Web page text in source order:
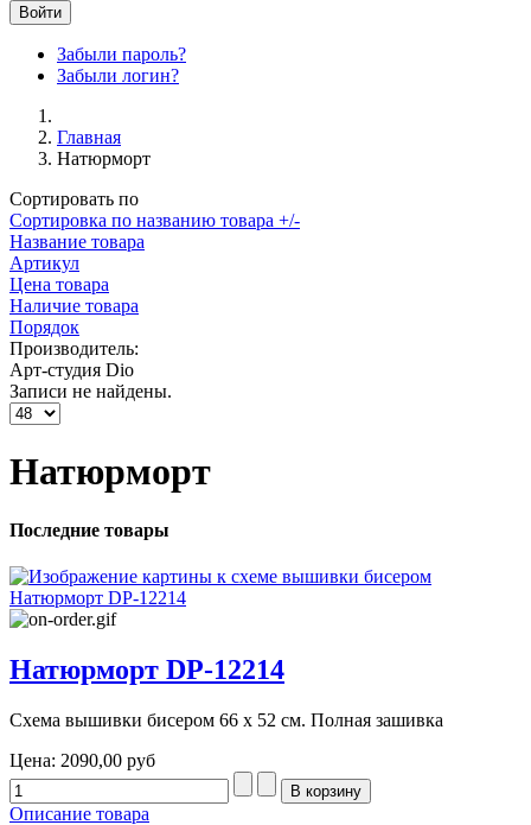
Войти
Забыли пароль?
Забыли логин?
Главная
Натюрморт
Сортировать по
Сортировка по названию товара +/-
Название товара
Артикул
Цена товара
Наличие товара
Порядок
Производитель:
Арт-студия Dio
Записи не найдены.
Натюрморт
Последние товары
Натюрморт DP-12214
Схема вышивки бисером 66 х 52 см. Полная зашивка
Цена: 2090,00 руб
Описание товара